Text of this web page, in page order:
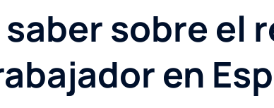
sobre el
en